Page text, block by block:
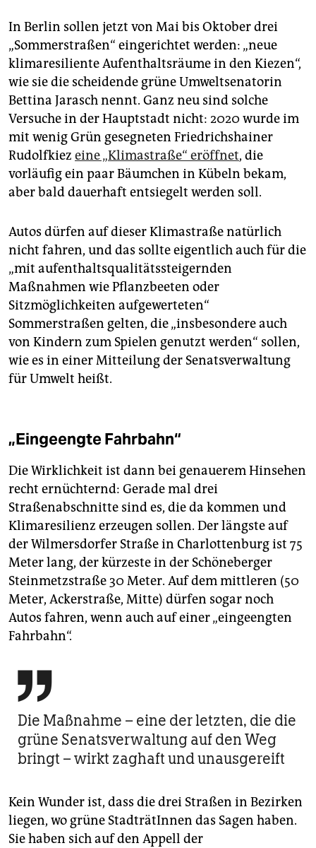
In Berlin sollen jetzt von Mai bis Oktober drei
„Sommerstraßen“ eingerichtet werden: „neue
klimaresiliente Aufenthaltsräume in den Kiezen“,
wie sie die scheidende grüne Umweltsenatorin
Bettina Jarasch nennt. Ganz neu sind solche
Versuche in der Hauptstadt nicht: 2020 wurde im
mit wenig Grün gesegneten Friedrichshainer
Rudolfkiez eine „Klimastraße“ eröffnet, die
vorläufig ein paar Bäumchen in Kübeln bekam,
aber bald dauerhaft entsiegelt werden soll.
Autos dürfen auf dieser Klimastraße natürlich
nicht fahren, und das sollte eigentlich auch für die
„mit aufenthaltsqualitätssteigernden
Maßnahmen wie Pflanzbeeten oder
Sitzmöglichkeiten aufgewerteten“
Sommerstraßen gelten, die „insbesondere auch
von Kindern zum Spielen genutzt werden“ sollen,
wie es in einer Mitteilung der Senatsverwaltung
für Umwelt heißt.
„Eingeengte Fahrbahn“
Die Wirklichkeit ist dann bei genauerem Hinsehen
recht ernüchternd: Gerade mal drei
Straßenabschnitte sind es, die da kommen und
Klimaresilienz erzeugen sollen. Der längste auf
der Wilmersdorfer Straße in Charlottenburg ist 75
Meter lang, der kürzeste in der Schöneberger
Steinmetzstraße 30 Meter. Auf dem mittleren (50
Meter, Ackerstraße, Mitte) dürfen sogar noch
Autos fahren, wenn auch auf einer „eingeengten
Fahrbahn“.

Die Maßnahme – eine der letzten, die die
grüne Senatsverwaltung auf den Weg
bringt – wirkt zaghaft und unausgereift
Kein Wunder ist, dass die drei Straßen in Bezirken
liegen, wo grüne StadträtInnen das Sagen haben.
Sie haben sich auf den Appell der